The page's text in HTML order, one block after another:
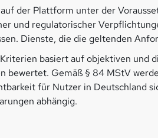
der Plattform unter der
und regulatorischer
Dienste, die die geltenden
basiert auf objektiven und
bewertet. Gemäß § 84 MStV
für Nutzer in Deutschland
abhängig.